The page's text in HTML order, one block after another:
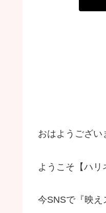
おはようござい
ようこそ【ハ
今SNSで『映え